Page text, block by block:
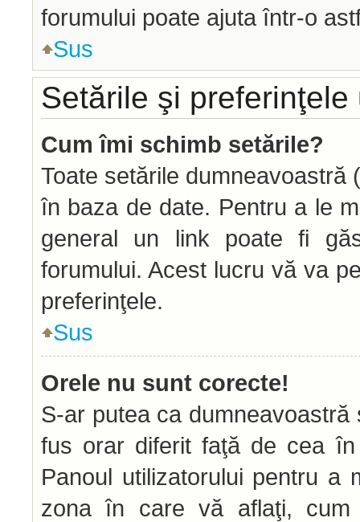
forumului poate ajuta într-o
Sus
Setările şi
Cum îmi schimb setările?
Toate setările
în baza de date. Pentru a le
general un link poate fi
forumului. Acest lucru vă va
preferinţele.
Sus
Orele nu sunt corecte!
S-ar putea ca
fus orar diferit faţă de cea
Panoul utilizatorului pentru a
zona în care vă aflaţi,